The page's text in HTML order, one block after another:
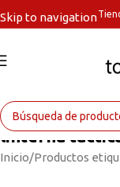
Skip to navigation
linterna
Inicio Productos